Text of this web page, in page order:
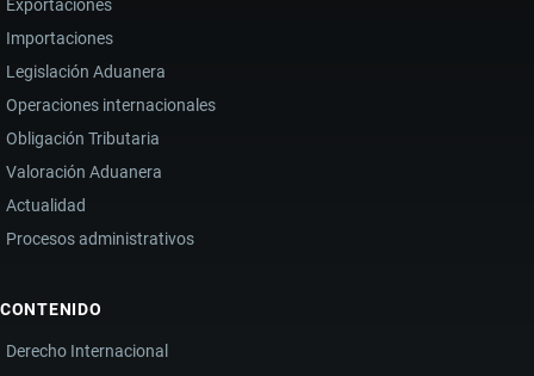
Exportaciones
Importaciones
Legislación Aduanera
Operaciones internacionales
Obligación Tributaria
Valoración Aduanera
Actualidad
Procesos administrativos
CONTENIDO
Derecho Internacional